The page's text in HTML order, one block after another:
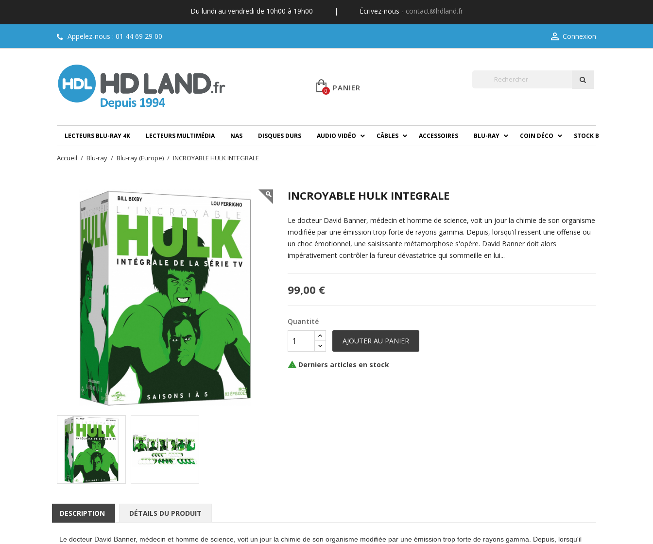
Du lundi au vendredi de 10h00 à 19h00 | Écrivez-nous - contact@hdland.fr
Appelez-nous : 01 44 69 29 00  Connexion
PANIER
0
LECTEURS BLU-RAY 4K LECTEURS MULTIMÉDIA NAS DISQUES DURS AUDIO VIDÉO CÂBLES ACCESSOIRES BLU-RAY COIN DÉCO STOCK B
Accueil Blu-ray Blu-ray (Europe) INCROYABLE HULK INTEGRALE
INCROYABLE HULK INTEGRALE
Le docteur David Banner, médecin et homme de science, voit un jour la chimie de son organisme
modifiée par une émission trop forte de rayons gamma. Depuis, lorsqu'il ressent une offense ou
un choc émotionnel, une saisissante métamorphose s'opère. David Banner doit alors
impérativement contrôler la fureur dévastatrice qui sommeille en lui...
99,00 €
Quantité
AJOUTER AU PANIER
 Derniers articles en stock
DESCRIPTION DÉTAILS DU PRODUIT
Le docteur David Banner, médecin et homme de science, voit un jour la chimie de son organisme modifiée par une émission trop forte de rayons gamma. Depuis, lorsqu'il